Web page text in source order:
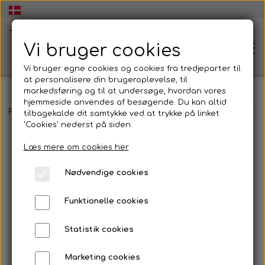
🏠Hjem
🧠Workshop dans og udtryk👥
Energisk og inspirerende Workshop i dans og
🏫Dans og udtryk i folkeskolen💃
Forside Rudolf Labans BESS - KERF Udvikling af sekvens ud
Vi bruger cookies
Vi bruger egne cookies og cookies fra tredjeparter til
at personalisere din brugeroplevelse, til
markedsføring og til at undersøge, hvordan vores
hjemmeside anvendes af besøgende. Du kan altid
tilbagekalde dit samtykke ved at trykke på linket
'Cookies' nederst på siden.
Læs mere om cookies her
Nødvendige cookies
Funktionelle cookies
Statistik cookies
Marketing cookies